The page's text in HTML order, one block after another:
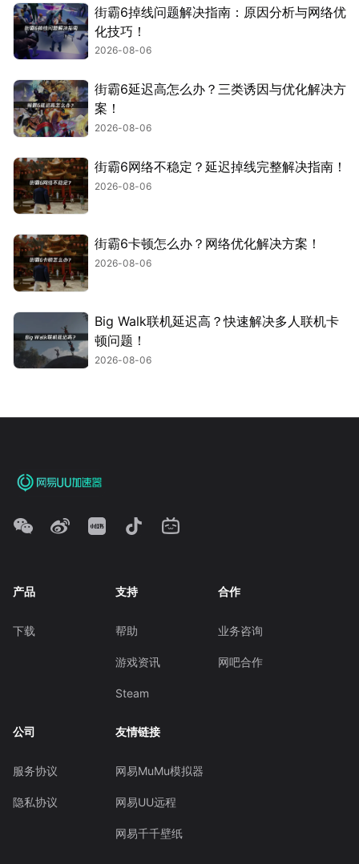
街霸6掉线问题解决指南：原因分析与网络优
化技巧！
2026-08-06
街霸6延迟高怎么办？三类诱因与优化解决方
案！
2026-08-06
街霸6网络不稳定？延迟掉线完整解决指南！
2026-08-06
街霸6卡顿怎么办？网络优化解决方案！
2026-08-06
Big Walk联机延迟高？快速解决多人联机卡
顿问题！
2026-08-06
产品
下载
支持
帮助
游戏资讯
Steam
合作
业务咨询
网吧合作
公司
服务协议
隐私协议
友情链接
网易MuMu模拟器
网易UU远程
网易千千壁纸